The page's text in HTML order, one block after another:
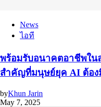
News
ไอที
พร้อมรับอนาคตอาชีพใน
สำคัญที่มนุษย์ยุค AI ต้อง
byKhun Jarin
May 7, 2025